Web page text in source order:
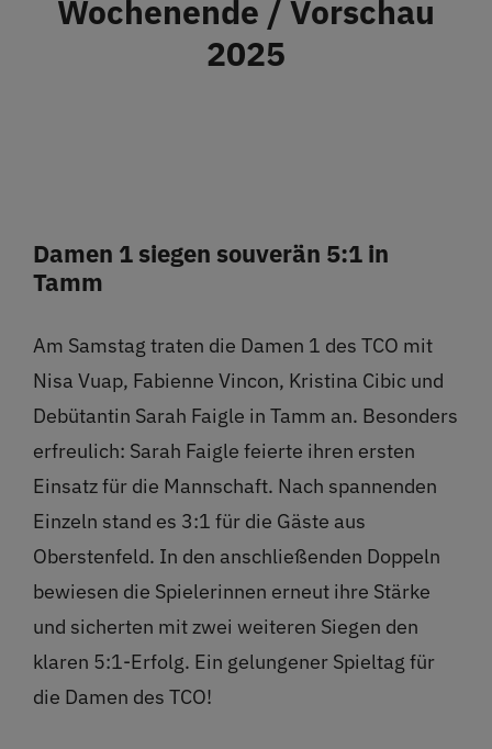
Restaurant
Wochenende / Vorschau
2025
Damen 1 siegen souverän 5:1 in
Tamm
Am Samstag traten die Damen 1 des TCO mit
Nisa Vuap, Fabienne Vincon, Kristina Cibic und
Debütantin Sarah Faigle in Tamm an. Besonders
erfreulich: Sarah Faigle feierte ihren ersten
Einsatz für die Mannschaft. Nach spannenden
Einzeln stand es 3:1 für die Gäste aus
Oberstenfeld. In den anschließenden Doppeln
bewiesen die Spielerinnen erneut ihre Stärke
und sicherten mit zwei weiteren Siegen den
klaren 5:1-Erfolg. Ein gelungener Spieltag für
die Damen des TCO!